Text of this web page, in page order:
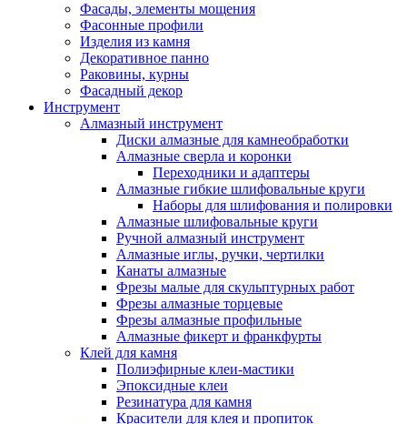
Фасады, элементы мощения
Фасонные профили
Изделия из камня
Декоративное панно
Раковины, курны
Фасадный декор
Инструмент
Алмазный инструмент
Диски алмазные для камнеобработки
Алмазные сверла и коронки
Переходники и адаптеры
Алмазные гибкие шлифовальные круги
Наборы для шлифования и полировки
Алмазные шлифовальные круги
Ручной алмазный инструмент
Алмазные иглы, ручки, чертилки
Канаты алмазные
Фрезы малые для скульптурных работ
Фрезы алмазные торцевые
Фрезы алмазные профильные
Алмазные фикерт и франкфурты
Клей для камня
Полиэфирные клеи-мастики
Эпоксидные клеи
Резинатура для камня
Красители для клея и пропиток